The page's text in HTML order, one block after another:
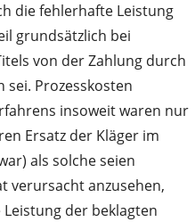
die fehlerhafte Leistung
grundsätzlich bei
von der Zahlung durch
sei. Prozesskosten
insoweit waren nur
Ersatz der Kläger im
als solche seien
verursacht anzusehen,
der beklagten